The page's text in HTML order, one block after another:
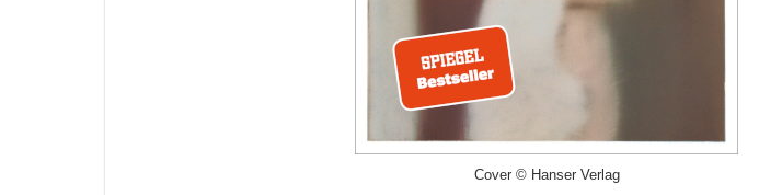
Cover © Hanser Verlag